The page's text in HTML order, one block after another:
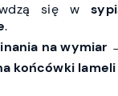
się w
.
na wymiar
końcówki lameli